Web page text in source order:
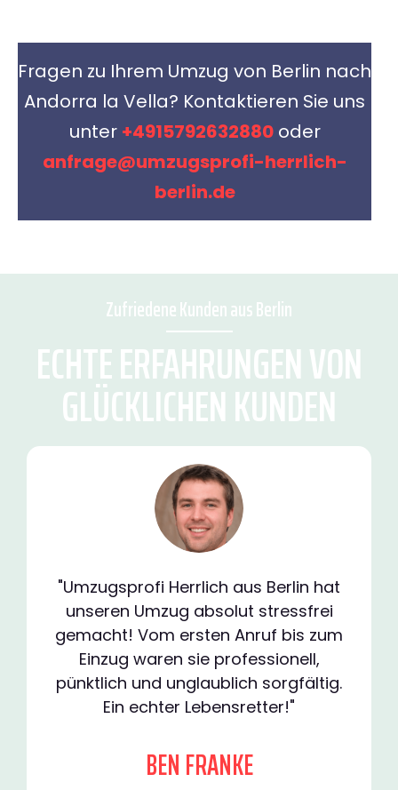
Fragen zu Ihrem Umzug von Berlin nach
Andorra la Vella? Kontaktieren Sie uns
unter +4915792632880oder
anfrage@umzugsprofi-herrlich-
berlin.de
Zufriedene Kunden aus Berlin
ECHTE ERFAHRUNGEN VON
GLÜCKLICHEN KUNDEN
"Umzugsprofi Herrlich aus Berlin hat
unseren Umzug absolut stressfrei
gemacht! Vom ersten Anruf bis zum
Einzug waren sie professionell,
pünktlich und unglaublich sorgfältig.
Ein echter Lebensretter!"
BEN FRANKE